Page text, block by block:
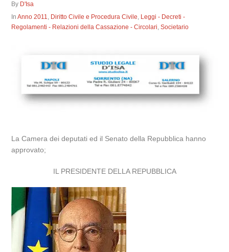
By D'Isa
InAnno 2011, Diritto Civile e Procedura Civile, Leggi - Decreti -
Regolamenti - Relazioni della Cassazione - Circolari,Societario
La Camera dei deputati ed il Senato della Repubblica hanno
approvato;
IL PRESIDENTE DELLA REPUBBLICA